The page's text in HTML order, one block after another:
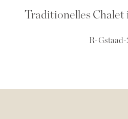
Traditionelles
R-